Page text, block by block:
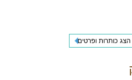
הצג כותרות ופרטים